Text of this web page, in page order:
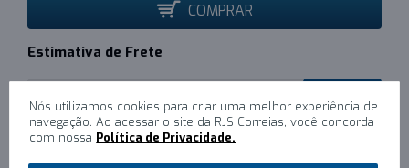
COMPRAR
Estimativa de Frete
Nós utilizamos cookies para criar uma melhor experiência de
navegação. Ao acessar o site da RJS Correias, você concorda
com nossa Política de Privacidade.